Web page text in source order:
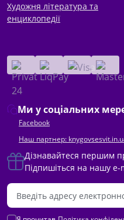
Художня література та
енциклопедії
Ми у соціальних
Facebook
Наш партнер:
Дізнавайтеся першим
Підпишіться на нашу e-